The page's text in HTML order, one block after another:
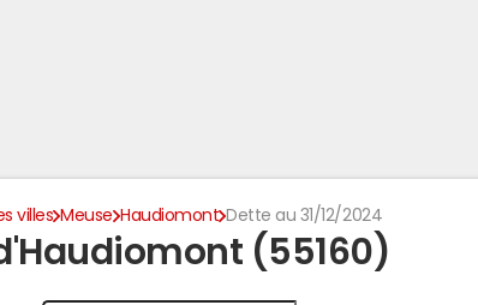
villes Meuse Haudiomont Dette au 31/12/2024
(55160)